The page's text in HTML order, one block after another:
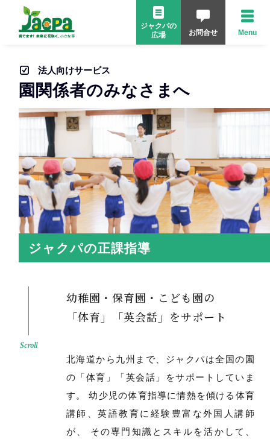
ジャクパの
広場
お問合せ Menu
法人向けサービス
園関係者のみなさまへ
ジャクパの正課指導
Scroll
幼稚園・保育園・こども園の
「体育」「英会話」をサポート
北海道から九州まで、ジャクパは全国の園
の「体育」「英会話」をサポートしていま
す。幼少児の体育指導に情熱を傾ける体育
講師、英語教育に経験豊富な外国人講師
が、 その専門知識とスキルを活かして、